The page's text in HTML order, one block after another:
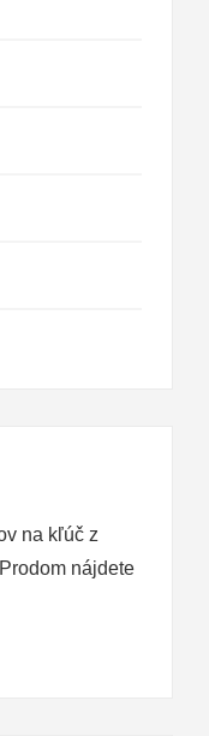
na kľúč z
nájdete